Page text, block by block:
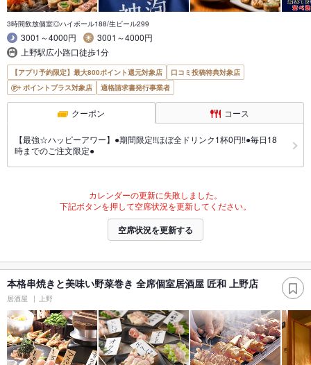
3時間飲放個室◎ハイボール188/生ビール299
3001～4000円
3001～4000円
上野駅広小路口徒歩1分
【アプリ予約限定】最大800ポイント還元対象店
口コミ投稿特典対象店
ポイントプラス対象店
適格請求書発行事業者
クーポン コース
【最強☆ハッピーアワー】●期間限定!!ほぼ全ドリンク1杯0円!!●毎日18
時までのご注文限定●
カレンダーの更新に失敗しました。
下記ボタンを押して空席状況を更新してください。
空席状況を更新する
本格串焼きと美味い野菜巻き 全席個室居酒屋 匠和 上野店
居酒屋 上野